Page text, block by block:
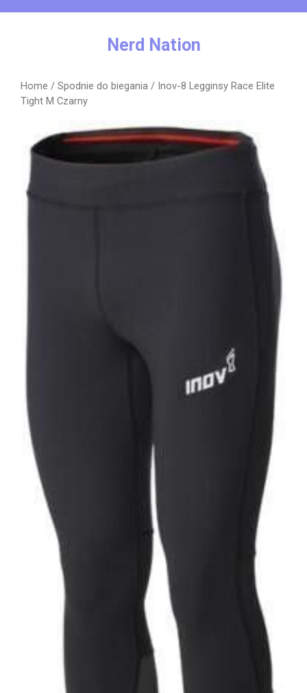
Nerd Nation
Home / Spodnie do biegania / Inov-8 Legginsy Race Elite
Tight M Czarny